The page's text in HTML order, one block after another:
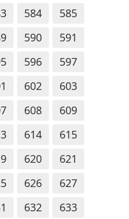
584
585
590
591
596
597
602
603
608
609
614
615
620
621
626
627
632
633